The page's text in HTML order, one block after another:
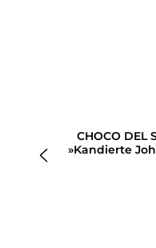
CHOCO DEL
»Kandierte